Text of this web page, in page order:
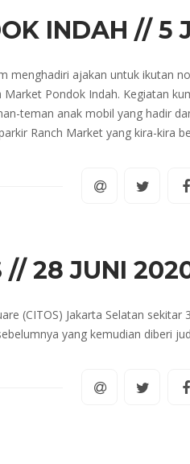
INDAH // 5
menghadiri ajakan untuk ikutan
Pondok Indah. Kegiatan
teman anak mobil yang hadir
Ranch Market yang kira-kira
// 28 JUNI
(CITOS) Jakarta Selatan
yang kemudian diberi